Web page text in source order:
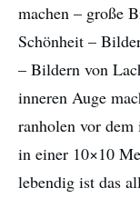
machen – große
Schönheit –
– Bildern von
inneren Auge
ranholen vor
in einer 10×10
lebendig ist das